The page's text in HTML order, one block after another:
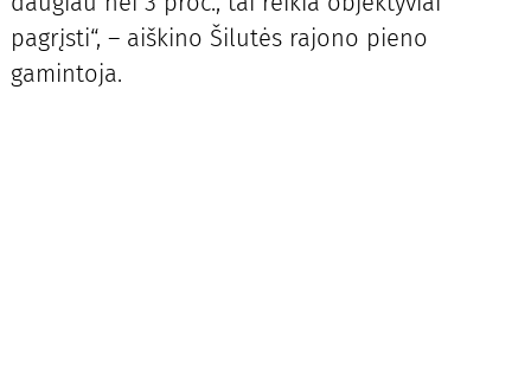
pagrįsti“, – aiškino Šilutės rajono pieno
gamintoja.